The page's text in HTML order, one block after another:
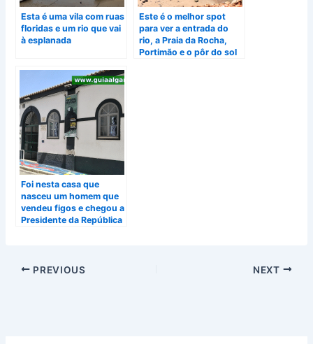
Esta é uma vila com ruas
floridas e um rio que vai
à esplanada
Este é o melhor spot
para ver a entrada do
rio, a Praia da Rocha,
Portimão e o pôr do sol
Foi nesta casa que
nasceu um homem que
vendeu figos e chegou a
Presidente da República
PREVIOUS NEXT